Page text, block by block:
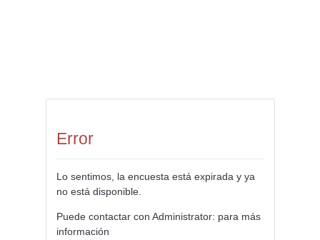
Error
Lo sentimos, la encuesta está expirada y ya
no está disponible.
Puede contactar con Administrator: para más
información